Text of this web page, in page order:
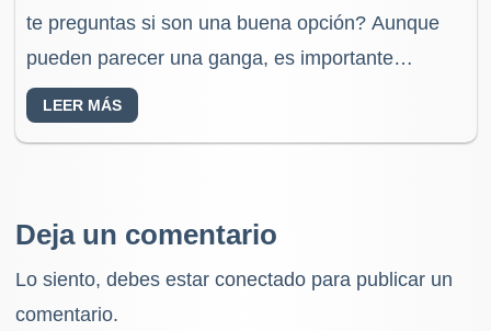
te preguntas si son una buena opción? Aunque
pueden parecer una ganga, es importante
conocer todos los aspectos para decidir si
realmente convienen.…
LEER MÁS
Deja un comentario
Lo siento, debes estar conectadopara publicar un
comentario.